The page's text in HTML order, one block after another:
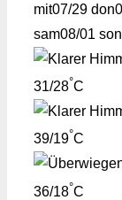
mit07/29 don
sam08/01 son
31/28°C
39/19°C
36/18°C